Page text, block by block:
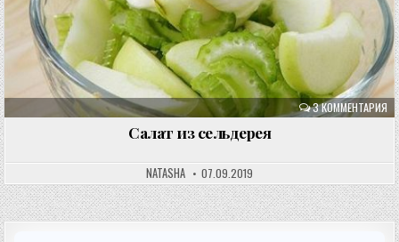
3 КОММЕНТАРИЯ
Салат из сельдерея
NATASHA 07.09.2019